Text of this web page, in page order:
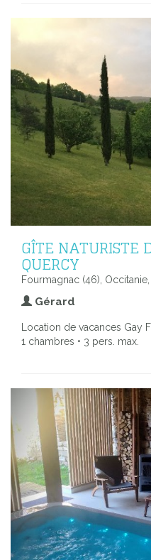
GÎTE NATURISTE
QUERCY
Fourmagnac (46),
Gérard
Location de vacances Gay
1 chambres • 3 pers. max.